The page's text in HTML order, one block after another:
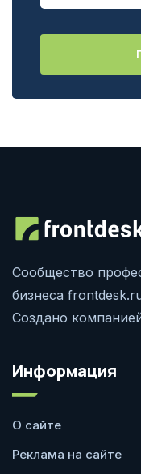
Сообщество
бизнеса
Создано
Информация
О сайте
Реклама на сайте